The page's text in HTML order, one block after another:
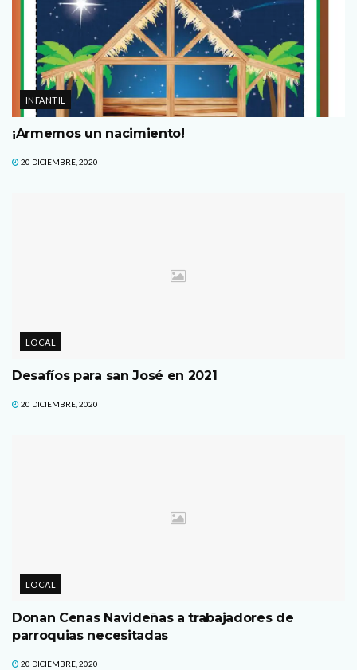
INFANTIL
¡Armemos un nacimiento!
20 DICIEMBRE, 2020
LOCAL
Desafíos para san José en 2021
20 DICIEMBRE, 2020
LOCAL
Donan Cenas Navideñas a trabajadores de
parroquias necesitadas
20 DICIEMBRE, 2020